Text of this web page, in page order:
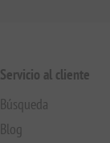
Servicio al cliente
Búsqueda
Blog